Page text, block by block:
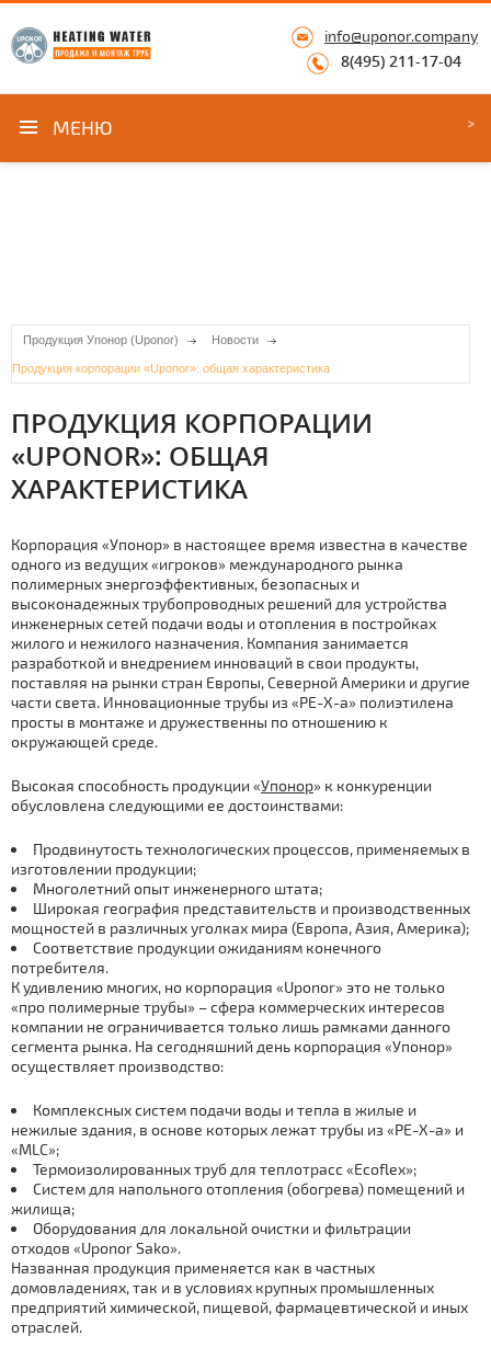
info@uponor.company
8(495) 211-17-04
МЕНЮ
Продукция Упонор (Uponor) Новости
Продукция корпорации «Uponor»: общая характеристика
ПРОДУКЦИЯ КОРПОРАЦИИ
«UPONOR»: ОБЩАЯ
ХАРАКТЕРИСТИКА
Корпорация «Упонор» в настоящее время известна в качестве
одного из ведущих «игроков» международного рынка
полимерных энергоэффективных, безопасных и
высоконадежных трубопроводных решений для устройства
инженерных сетей подачи воды и отопления в постройках
жилого и нежилого назначения. Компания занимается
разработкой и внедрением инноваций в свои продукты,
поставляя на рынки стран Европы, Северной Америки и другие
части света. Инновационные трубы из «PE-X-a» полиэтилена
просты в монтаже и дружественны по отношению к
окружающей среде.
Высокая способность продукции «Упонор» к конкуренции
обусловлена следующими ее достоинствами:
Продвинутость технологических процессов, применяемых в
изготовлении продукции;
Многолетний опыт инженерного штата;
Широкая география представительств и производственных
мощностей в различных уголках мира (Европа, Азия, Америка);
Соответствие продукции ожиданиям конечного
потребителя.
К удивлению многих, но корпорация «Uponor» это не только
«про полимерные трубы» – сфера коммерческих интересов
компании не ограничивается только лишь рамками данного
сегмента рынка. На сегодняшний день корпорация «Упонор»
осуществляет производство:
Комплексных систем подачи воды и тепла в жилые и
нежилые здания, в основе которых лежат трубы из «PE-X-a» и
«MLC»;
Термоизолированных труб для теплотрасс «Ecoflex»;
Систем для напольного отопления (обогрева) помещений и
жилища;
Оборудования для локальной очистки и фильтрации
отходов «Uponor Sako».
Названная продукция применяется как в частных
домовладениях, так и в условиях крупных промышленных
предприятий химической, пищевой, фармацевтической и иных
отраслей.